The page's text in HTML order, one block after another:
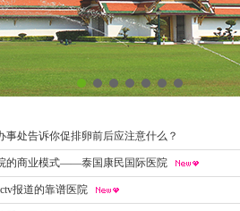
事处告诉你促排卵前后应注意什么？
的商业模式——泰国康民国际医院
报道的靠谱医院